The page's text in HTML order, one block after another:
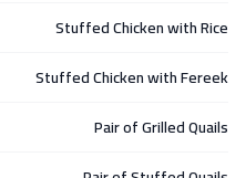
Stuffed Chicken with Rice
Stuffed Chicken with Fereek
Pair of Grilled Quails